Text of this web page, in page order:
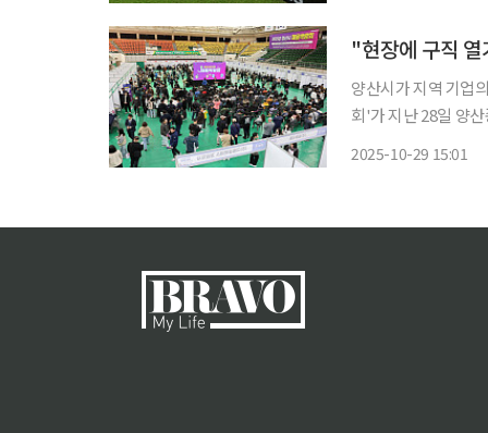
"현장에 구직
양산시가 지역 기업
회'가 지난 28일 양산종합
2025-10-29 15:01